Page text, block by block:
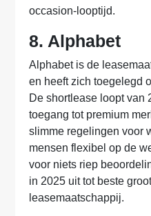
occasion-looptijd.
8. Alphabet
Alphabet is de
en heeft zich toegelegd
De shortlease loopt van
toegang tot premium
slimme regelingen voor
mensen flexibel op de
voor niets riep
in 2025 uit tot beste
leasemaatschappij.